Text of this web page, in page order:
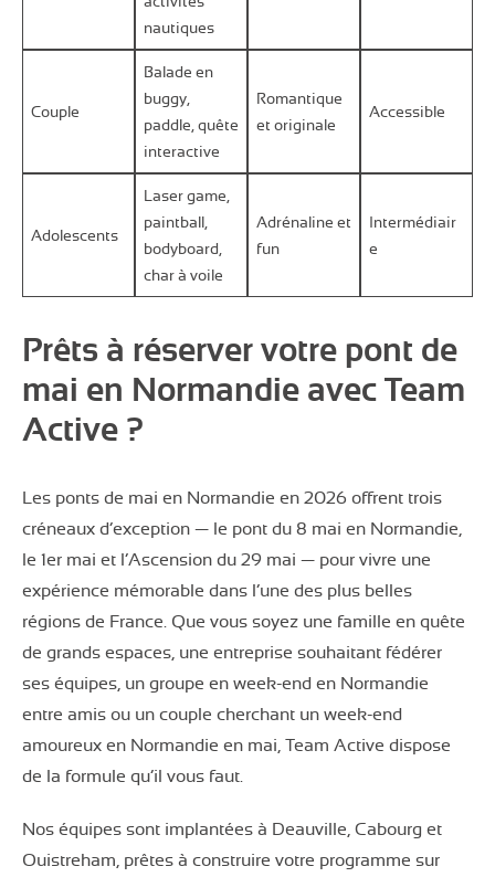
nautiques
Couple
Balade en
buggy,
paddle, quête
interactive
Romantique
et originale
Accessible
Adolescents
Laser game,
paintball,
bodyboard,
char à voile
Adrénaline et
fun
Intermédiair
e
Prêts à réserver votre pont de
mai en Normandie avec Team
Active ?
Les ponts de mai en Normandie en 2026 offrent trois
créneaux d’exception — le pont du 8 mai en Normandie,
le 1er mai et l’Ascension du 29 mai — pour vivre une
expérience mémorable dans l’une des plus belles
régions de France. Que vous soyez une famille en quête
de grands espaces, une entreprise souhaitant fédérer
ses équipes, un groupe en week-end en Normandie
entre amis ou un couple cherchant un week-end
amoureux en Normandie en mai, Team Active dispose
de la formule qu’il vous faut.
Nos équipes sont implantées à Deauville, Cabourg et
Ouistreham, prêtes à construire votre programme sur